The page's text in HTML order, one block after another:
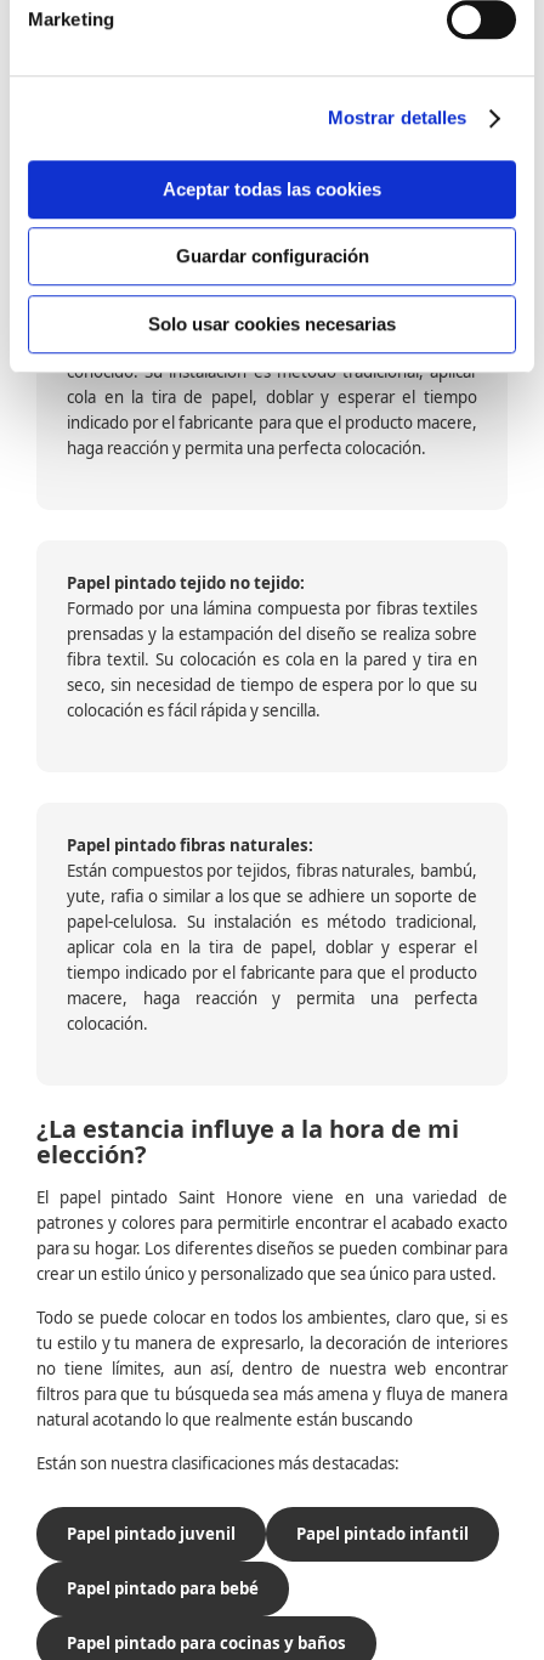
Marketing
Mostrar detalles
Aceptar todas las cookies
Guardar configuración
Solo usar cookies necesarias
barniz multiadherente en base agua. En zonas de
fuegos, se recomienda proteger con placas, silestone,
dado que el frotar en exceso dañaría el papel. Su
colocación es cola en la pared y tira en seco, sin
colocación es fácil rápida y sencilla.
Papel pintado calidad papel:
Formado por una capa de papel sobre un soporte de
conocido. Su instalación es método tradicional, aplicar
cola en la tira de papel, doblar y esperar el tiempo
indicado por el fabricante para que el producto macere,
haga reacción y permita una perfecta colocación.
Papel pintado tejido no tejido:
Formado por una lámina compuesta por fibras textiles
prensadas y la estampación del diseño se realiza sobre
fibra textil. Su colocación es cola en la pared y tira en
seco, sin necesidad de tiempo de espera por lo que su
colocación es fácil rápida y sencilla.
Papel pintado fibras naturales:
Están compuestos por tejidos, fibras naturales, bambú,
yute, rafia o similar a los que se adhiere un soporte de
papel-celulosa. Su instalación es método tradicional,
aplicar cola en la tira de papel, doblar y esperar el
tiempo indicado por el fabricante para que el producto
macere, haga reacción y permita una perfecta
colocación.
¿La estancia influye a la hora de mi
elección?
El papel pintado Saint Honore viene en una variedad de
patrones y colores para permitirle encontrar el acabado exacto
para su hogar. Los diferentes diseños se pueden combinar para
crear un estilo único y personalizado que sea único para usted.
Todo se puede colocar en todos los ambientes, claro que, si es
tu estilo y tu manera de expresarlo, la decoración de interiores
no tiene límites, aun así, dentro de nuestra web encontrar
filtros para que tu búsqueda sea más amena y fluya de manera
natural acotando lo que realmente están buscando
Están son nuestra clasificaciones más destacadas:
Papel pintado juvenil Papel pintado infantil
Papel pintado para bebé
Papel pintado para cocinas y baños